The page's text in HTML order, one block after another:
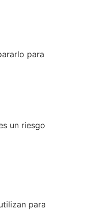
para
un riesgo
para